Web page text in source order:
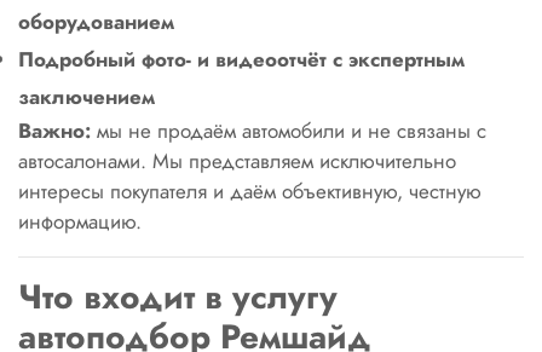
оборудованием
Подробный фото- и видеоотчёт с экспертным
заключением
Важно: мы не продаём автомобили и не связаны с
автосалонами. Мы представляем исключительно
интересы покупателя и даём объективную, честную
информацию.
Что входит в услугу
автоподбор Ремшайд